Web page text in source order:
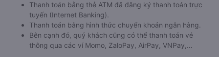
Thanh toán bằng thẻ ATM đã đăng ký thanh toán trực
tuyến (Internet Banking).
Thanh toán bằng hình thức chuyển khoản ngân hàng.
Bên cạnh đó, quý khách cũng có thể thanh toán vé
thông qua các ví Momo, ZaloPay, AirPay, VNPay,…